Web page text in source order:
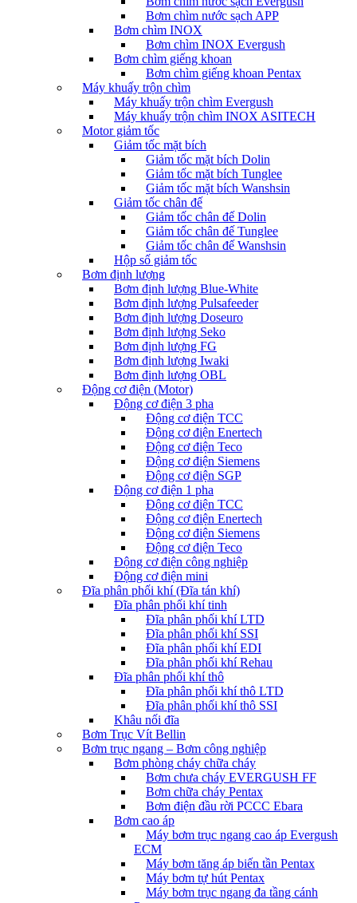
Bơm chìm nước sạch APP
Bơm chìm INOX
Bơm chìm INOX Evergush
Bơm chìm giếng khoan
Bơm chìm giếng khoan Pentax
Máy khuấy trộn chìm
Máy khuấy trộn chìm Evergush
Máy khuấy trộn chìm INOX ASITECH
Motor giảm tốc
Giảm tốc mặt bích
Giảm tốc mặt bích Dolin
Giảm tốc mặt bích Tunglee
Giảm tốc mặt bích Wanshsin
Giảm tốc chân đế
Giảm tốc chân đế Dolin
Giảm tốc chân đế Tunglee
Giảm tốc chân đế Wanshsin
Hộp số giảm tốc
Bơm định lượng
Bơm định lượng Blue-White
Bơm định lượng Pulsafeeder
Bơm định lượng Doseuro
Bơm định lượng Seko
Bơm định lượng FG
Bơm định lượng Iwaki
Bơm định lượng OBL
Động cơ điện (Motor)
Động cơ điện 3 pha
Động cơ điện TCC
Động cơ điện Enertech
Động cơ điện Teco
Động cơ điện Siemens
Động cơ điện SGP
Động cơ điện 1 pha
Động cơ điện TCC
Động cơ điện Enertech
Động cơ điện Siemens
Động cơ điện Teco
Động cơ điện công nghiệp
Động cơ điện mini
Đĩa phân phối khí (Đĩa tán khí)
Đĩa phân phối khí tinh
Đĩa phân phối khí LTD
Đĩa phân phối khí SSI
Đĩa phân phối khí EDI
Đĩa phân phối khí Rehau
Đĩa phân phối khí thô
Đĩa phân phối khí thô LTD
Đĩa phân phối khí thô SSI
Khâu nối đĩa
Bơm Trục Vít Bellin
Bơm trục ngang – Bơm công nghiệp
Bơm phòng cháy chữa cháy
Bơm chưa cháy EVERGUSH FF
Bơm chữa cháy Pentax
Bơm điện đầu rời PCCC Ebara
Bơm cao áp
Máy bơm trục ngang cao áp Evergush
ECM
Máy bơm tăng áp biến tần Pentax
Máy bơm tự hút Pentax
Máy bơm trục ngang đa tầng cánh